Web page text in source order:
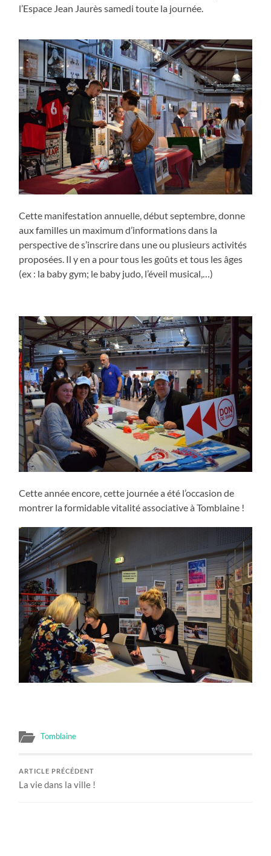
l’Espace Jean Jaurès samedi toute la journée.
Cette manifestation annuelle, début septembre, donne
aux familles un maximum d’informations dans la
perspective de s’inscrire dans une ou plusieurs activités
proposées. Il y en a pour tous les goûts et tous les âges
(ex : la baby gym; le baby judo, l’éveil musical,…)
Cette année encore, cette journée a été l’occasion de
montrer la formidable vitalité associative à Tomblaine !
Tomblaine
ARTICLE PRÉCÉDENT
La vie dans la ville !